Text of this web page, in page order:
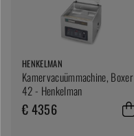
HENKELMAN
Kamervacuümmachine, Boxer
42 - Henkelman
€ 4356